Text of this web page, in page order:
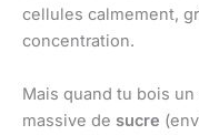
cellules calmement,
concentration.
Mais quand tu bois
massive de sucre